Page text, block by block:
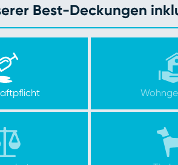
Best-Deckungen